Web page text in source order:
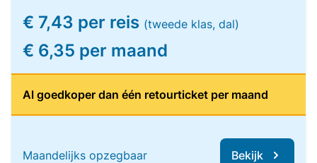
€ 7,43 per reis (tweede klas, dal)
€ 6,35 per maand
Al goedkoper dan één retourticket per maand
Maandelijks opzegbaar Bekijk